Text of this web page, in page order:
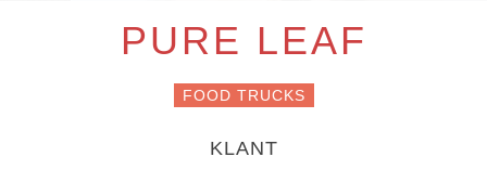
PURE LEAF
FOOD TRUCKS
KLANT